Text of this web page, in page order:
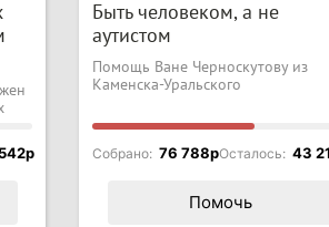
Быть человеком, а не
аутистом
Помощь Ване Черноскутову из
Каменска-Уральского
Собрано: 76 788pОсталось: 43
Помочь